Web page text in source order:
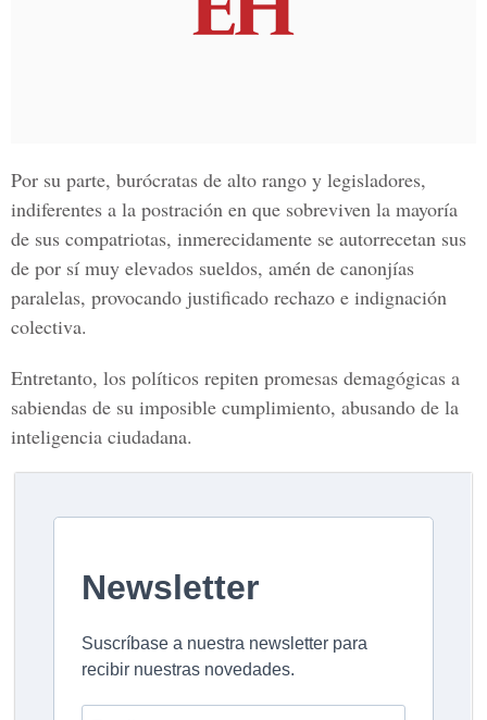
Por su parte, burócratas de alto rango y legisladores,
indiferentes a la postración en que sobreviven la mayoría
de sus compatriotas, inmerecidamente se autorrecetan sus
de por sí muy elevados sueldos, amén de canonjías
paralelas, provocando justificado rechazo e indignación
colectiva.
Entretanto, los políticos repiten promesas demagógicas a
sabiendas de su imposible cumplimiento, abusando de la
inteligencia ciudadana.